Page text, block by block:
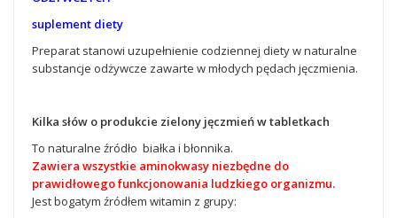
suplement diety
Preparat stanowi uzupełnienie codziennej diety w naturalne
substancje odżywcze zawarte w młodych pędach jęczmienia.
Kilka słów o produkcie zielony jęczmień w tabletkach
To naturalne źródło białka i błonnika.
Zawiera wszystkie aminokwasy niezbędne do
prawidłowego funkcjonowania ludzkiego organizmu.
Jest bogatym źródłem witamin z grupy: